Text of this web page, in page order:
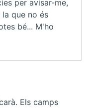
per avisar-me,
que no és
bé... M'ho
Els camps